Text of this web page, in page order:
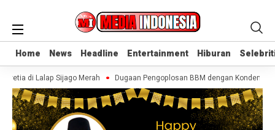
Home News Headline Entertainment Hiburan
Home News Headline Entertainment Hiburan
di Lalap Sijago Merah Dugaan Pengoplosan BBM dengan Konden, AR